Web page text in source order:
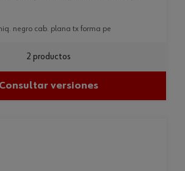
negro cab. plana tx forma pe
2 productos
Consultar versiones